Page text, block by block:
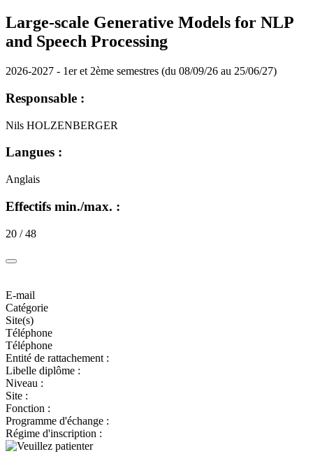
Large-scale Generative Models for NLP
and Speech Processing
2026-2027 - 1er et 2ème semestres (du 08/09/26 au 25/06/27)
Responsable :
Nils HOLZENBERGER
Langues :
Anglais
Effectifs min./max. :
20 / 48
E-mail
Catégorie
Site(s)
Téléphone
Téléphone
Entité de rattachement :
Libelle diplôme :
Niveau :
Site :
Fonction :
Programme d'échange :
Régime d'inscription :